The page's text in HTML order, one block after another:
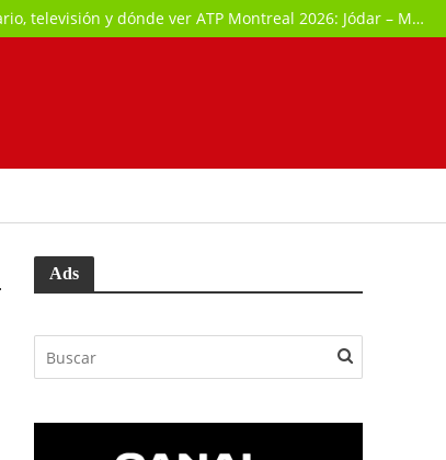
Horario, televisión y dónde ver ATP Montreal 2026: Jódar – Musetti
Ads